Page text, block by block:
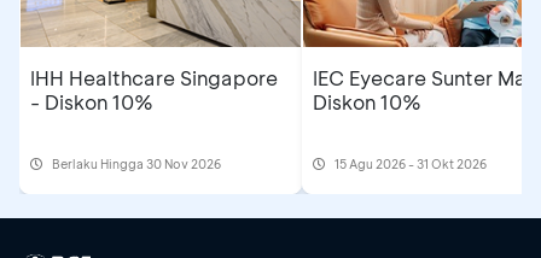
IHH Healthcare Singapore
- Diskon 10%
Berlaku Hingga 30 Nov 2026
IEC Eyecare Sunter
Diskon 10%
15 Agu 2026 - 31 Okt 2026